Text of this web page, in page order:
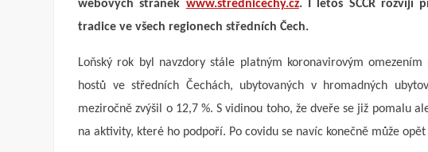
webových stránek www.strednicechy.cz. I letos SCCR rozvíjí
tradice ve všech regionech středních Čech.
Loňský rok byl navzdory stále platným koronavirovým
hostů ve středních Čechách, ubytovaných v hromadných
meziročně zvýšil o 12,7 %. S vidinou toho, že dveře se již pomalu
na aktivity, které ho podpoří. Po covidu se navíc konečně může